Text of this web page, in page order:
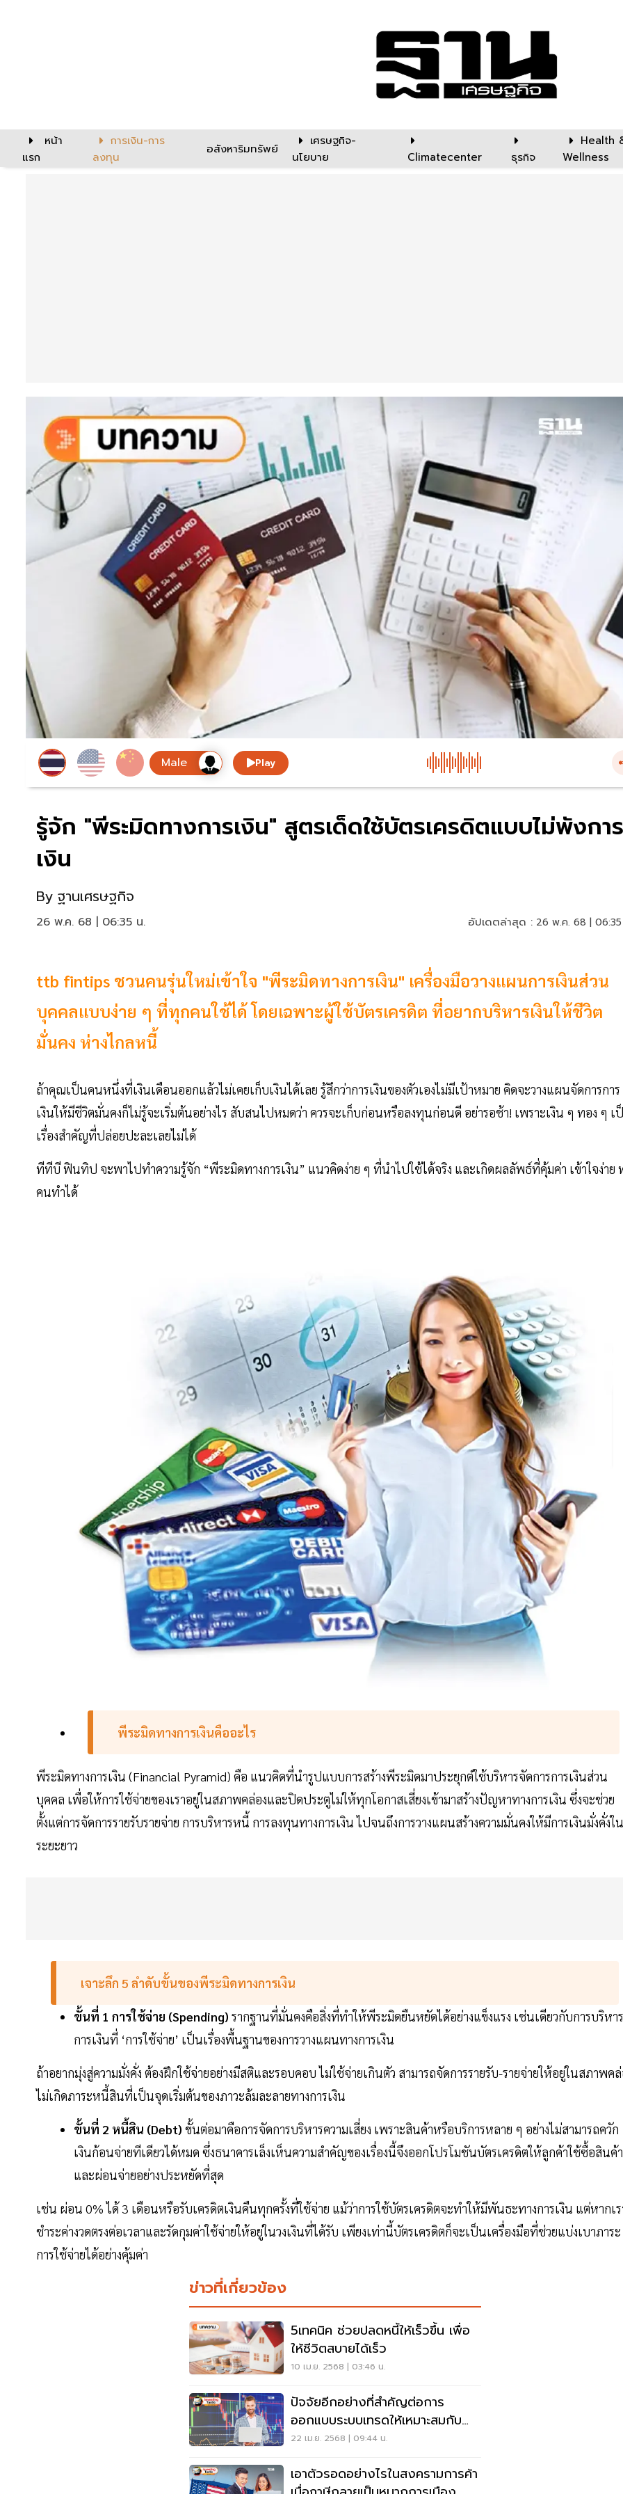
หน้า
แรก
การเงิน-การ
ลงทุน
อสังหาริมทรัพย์
เศรษฐกิจ-
นโยบาย
Climatecenter ธุรกิจ
Health
Wellness
Play
รู้จัก "พีระมิดทางการเงิน" สูตรเด็ดใช้บัตรเครดิตแบบไม่พังการ
เงิน
By ฐานเศรษฐกิจ
26 พ.ค. 68 | 06:35 น. อัปเดตล่าสุด : 26 พ.ค. 68 |
ttb fintips ชวนคนรุ่นใหม่เข้าใจ "พีระมิดทางการเงิน" เครื่องมือวางแผนการเงินส่วน
บุคคลแบบง่าย ๆ ที่ทุกคนใช้ได้ โดยเฉพาะผู้ใช้บัตรเครดิต ที่อยากบริหารเงินให้ชีวิต
มั่นคง ห่างไกลหนี้
ถ้าคุณเป็นคนหนึ่งที่เงินเดือนออกแล้วไม่เคยเก็บเงินได้เลย รู้สึกว่าการเงินของตัวเองไม่มีเป้าหมาย คิดจะวางแผนจัดการการ
เงินให้มีชีวิตมั่นคงก็ไม่รู้จะเริ่มต้นอย่างไร สับสนไปหมดว่า ควรจะเก็บก่อนหรือลงทุนก่อนดี อย่ารอช้า! เพราะเงิน ๆ ทอง ๆ เ
เรื่องสำคัญที่ปล่อยปะละเลยไม่ได้
ทีทีบี ฟินทิป จะพาไปทำความรู้จัก “พีระมิดทางการเงิน” แนวคิดง่าย ๆ ที่นำไปใช้ได้จริง และเกิดผลลัพธ์ที่คุ้มค่า เข้าใจง่าย
คนทำได้
พีระมิดทางการเงินคืออะไร
พีระมิดทางการเงิน (Financial Pyramid) คือ แนวคิดที่นำรูปแบบการสร้างพีระมิดมาประยุกต์ใช้บริหารจัดการการเงินส่วน
บุคคล เพื่อให้การใช้จ่ายของเราอยู่ในสภาพคล่องและปิดประตูไม่ให้ทุกโอกาสเสี่ยงเข้ามาสร้างปัญหาทางการเงิน ซึ่งจะช่วย
ตั้งแต่การจัดการรายรับรายจ่าย การบริหารหนี้ การลงทุนทางการเงิน ไปจนถึงการวางแผนสร้างความมั่นคงให้มีการเงินมั่งคั่งใน
ระยะยาว
เจาะลึก 5 ลำดับขั้นของพีระมิดทางการเงิน
ขั้นที่ 1 การใช้จ่าย (Spending) รากฐานที่มั่นคงคือสิ่งที่ทำให้พีระมิดยืนหยัดได้อย่างแข็งแรง เช่นเดียวกับการบริหาร
การเงินที่ ‘การใช้จ่าย’ เป็นเรื่องพื้นฐานของการวางแผนทางการเงิน
ถ้าอยากมุ่งสู่ความมั่งคั่ง ต้องฝึกใช้จ่ายอย่างมีสติและรอบคอบ ไม่ใช้จ่ายเกินตัว สามารถจัดการรายรับ-รายจ่ายให้อยู่ในสภาพคล่
ไม่เกิดภาระหนี้สินที่เป็นจุดเริ่มต้นของภาวะล้มละลายทางการเงิน
ขั้นที่ 2 หนี้สิน (Debt) ขั้นต่อมาคือการจัดการบริหารความเสี่ยง เพราะสินค้าหรือบริการหลาย ๆ อย่างไม่สามารถควัก
เงินก้อนจ่ายทีเดียวได้หมด ซึ่งธนาคารเล็งเห็นความสำคัญของเรื่องนี้จึงออกโปรโมชันบัตรเครดิตให้ลูกค้าใช้ซื้อสินค้า
และผ่อนจ่ายอย่างประหยัดที่สุด
เช่น ผ่อน 0% ได้ 3 เดือนหรือรับเครดิตเงินคืนทุกครั้งที่ใช้จ่าย แม้ว่าการใช้บัตรเครดิตจะทำให้มีพันธะทางการเงิน แต่หากเร
ชำระค่างวดตรงต่อเวลาและรัดกุมค่าใช้จ่ายให้อยู่ในวงเงินที่ได้รับ เพียงเท่านี้บัตรเครดิตก็จะเป็นเครื่องมือที่ช่วยแบ่งเบาภาระ
การใช้จ่ายได้อย่างคุ้มค่า
ข่าวที่เกี่ยวข้อง
5เทคนิค ช่วยปลดหนี้ให้เร็วขึ้น เพื่อ
ให้ชีวิตสบายได้เร็ว
10 เม.ย. 2568 | 03:46 น.
ปัจจัยอีกอย่างที่สำคัญต่อการ
ออกแบบระบบเทรดให้เหมาะสมกับ
ตนเอง
22 เม.ย. 2568 | 09:44 น.
เอาตัวรอดอย่างไรในสงครามการค้า